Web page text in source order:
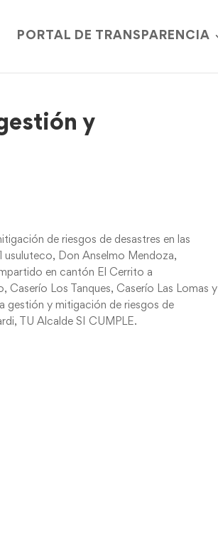
PORTAL DE TRANSPARENCIA
y
de riesgos de desastres en las
usuluteco, Don Anselmo Mendoza,
en cantón El Cerrito a
Caserío Los Tanques, Caserío Las Lomas y
gestión y mitigación de riesgos de
TU Alcalde SI CUMPLE.